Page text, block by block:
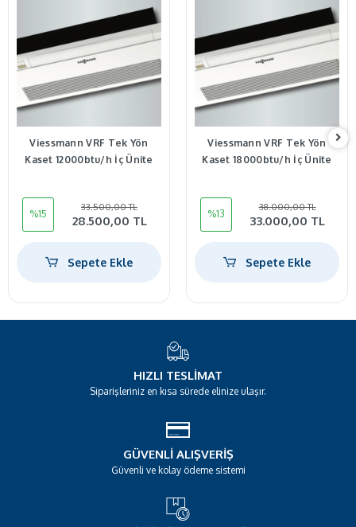
Viessmann VRF Tek Yön
Kaset 12000btu/h İç Ünite
%15
33.500,00 TL
28.500,00 TL
Sepete Ekle
Viessmann VRF Tek Yön
Kaset 18000btu/h İç Ünite
%13
38.000,00 TL
33.000,00 TL
Sepete Ekle
HIZLI TESLIMAT
Siparişleriniz en kısa sürede elinize ulaşır.
GÜVENLI ALIŞVERIŞ
Güvenli ve kolay ödeme sistemi